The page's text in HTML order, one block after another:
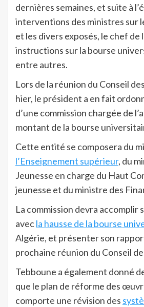
dernières semaines, et suite à
interventions des ministres sur
et les divers exposés, le chef de
instructions sur la bourse
entre autres.
Lors de la réunion du Conseil
hier, le président a en fait
d’une commission chargée de
montant de la bourse
Cette entité se composera du
l’Enseignement supérieur, du
Jeunesse en charge du Haut
jeunesse et du ministre des
La commission devra accomplir
avecla hausse de la bourse
Algérie, et présenter son
prochaine réunion du Conseil
Tebboune a également donné
que le plan de réforme des
comporte une révision des